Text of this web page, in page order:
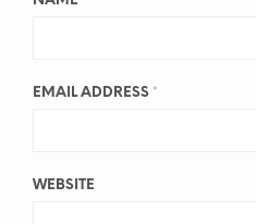
EMAIL ADDRESS *
WEBSITE